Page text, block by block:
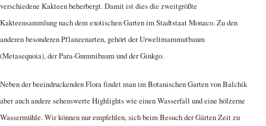
verschiedene Kakteen beherbergt. Damit ist dies die zweitgrößte
Kakteensammlung nach dem exotischen Garten im Stadtstaat Monaco. Zu den
anderen besonderen Pflanzenarten, gehört der Urweltmammutbaum
(Metasequoia), der Para-Gummibaum und der Ginkgo.
Neben der beeindruckenden Flora findet man im Botanischen Garten von Balchik
aber auch andere sehenswerte Highlights wie einen Wasserfall und eine hölzerne
Wassermühle. Wir können nur empfehlen, sich beim Besuch der Gärten Zeit zu